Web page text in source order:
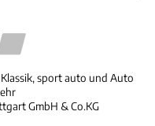
sport auto und Auto
GmbH & Co.KG